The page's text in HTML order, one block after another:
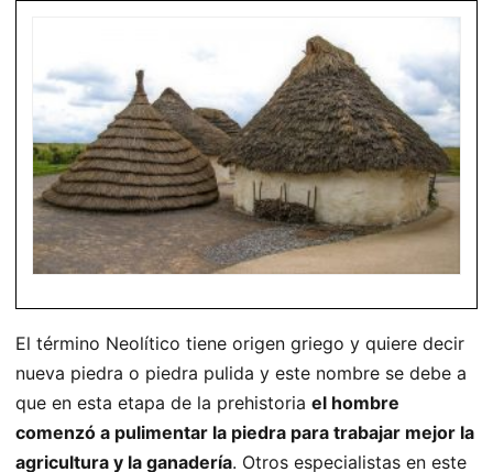
El término Neolítico tiene origen griego y quiere decir
nueva piedra o piedra pulida y este nombre se debe a
que en esta etapa de la prehistoria el hombre
comenzó a pulimentar la piedra para trabajar mejor la
agricultura y la ganadería. Otros especialistas en este